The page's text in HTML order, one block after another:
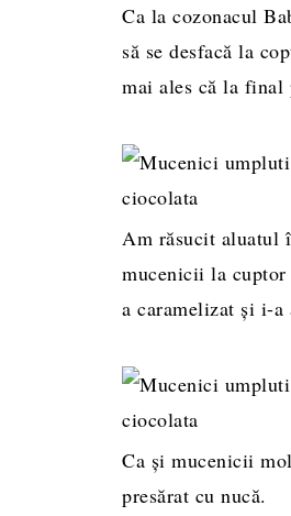
Ca la cozonacul
să se desfacă la
mai ales că la final
Am răsucit aluatul
mucenicii la
a caramelizat și i-a
Ca și mucenicii
presărat cu nucă.